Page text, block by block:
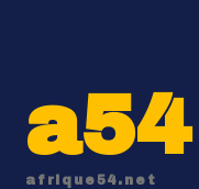
a54
afrique54.net